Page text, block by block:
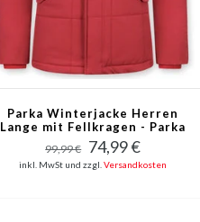
Parka Winterjacke Herren
Lange mit Fellkragen - Parka
Karo - Rot
99,99 € 74,99 €
inkl. MwSt und zzgl.Versandkosten